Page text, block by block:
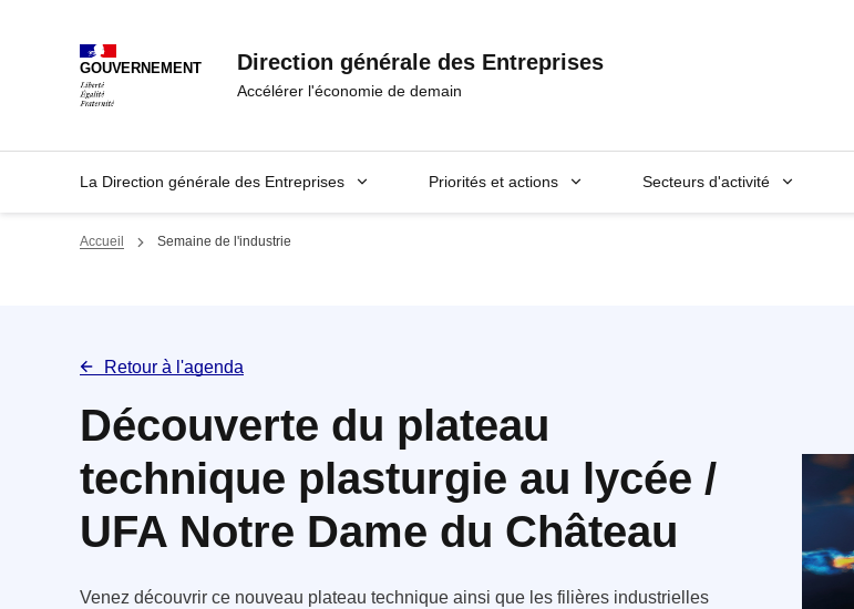
GOUVERNEMENT Direction générale des Entreprises
Accélérer l'économie de demain
La Direction générale des Entreprises Priorités et actions Secteurs d'activité
Accueil Semaine de l'industrie
Retour à l'agenda
Découverte du plateau
technique plasturgie au lycée /
UFA Notre Dame du Château
Venez découvrir ce nouveau plateau technique ainsi que les filières industrielles